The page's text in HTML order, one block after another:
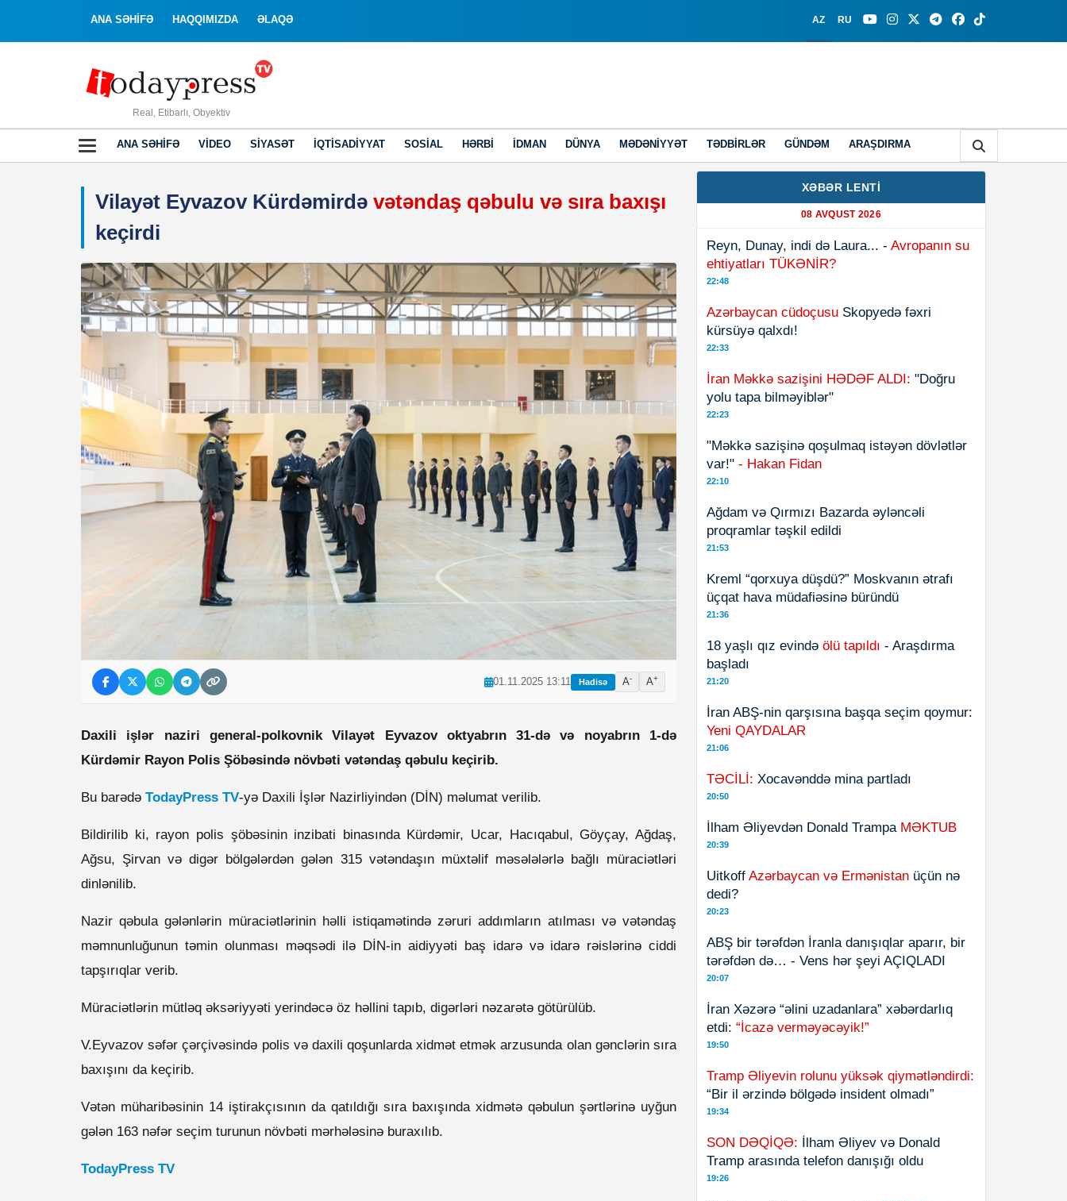
ANA SƏHİFƏ HAQQIMIZDA ƏLAQƏ AZ RU
Real, Etibarlı, Obyektiv
ANA SƏHIFƏ VIDEO SIYASƏT İQTISADIYYAT SOSIAL HƏRBI İDMAN DÜNYA MƏDƏNIYYƏT TƏDBIRLƏR GÜNDƏM ARAŞDIRMA
Vilayət Eyvazov Kürdəmirdə vətəndaş qəbulu və sıra baxışı
keçirdi
01.11.2025 13:11 Hadisə A- A+
Daxili işlər naziri general-polkovnik Vilayət Eyvazov oktyabrın 31-də və noyabrın 1-də
Kürdəmir Rayon Polis Şöbəsində növbəti vətəndaş qəbulu keçirib.
Bu barədə TodayPress TV-yə Daxili İşlər Nazirliyindən (DİN) məlumat verilib.
Bildirilib ki, rayon polis şöbəsinin inzibati binasında Kürdəmir, Ucar, Hacıqabul, Göyçay, Ağdaş,
Ağsu, Şirvan və digər bölgələrdən gələn 315 vətəndaşın müxtəlif məsələlərlə bağlı müraciətləri
dinlənilib.
Nazir qəbula gələnlərin müraciətlərinin həlli istiqamətində zəruri addımların atılması və vətəndaş
məmnunluğunun təmin olunması məqsədi ilə DİN-in aidiyyəti baş idarə və idarə rəislərinə ciddi
tapşırıqlar verib.
Müraciətlərin mütləq əksəriyyəti yerindəcə öz həllini tapıb, digərləri nəzarətə götürülüb.
V.Eyvazov səfər çərçivəsində polis və daxili qoşunlarda xidmət etmək arzusunda olan gənclərin sıra
baxışını da keçirib.
Vətən müharibəsinin 14 iştirakçısının da qatıldığı sıra baxışında xidmətə qəbulun şərtlərinə uyğun
gələn 163 nəfər seçim turunun növbəti mərhələsinə buraxılıb.
TodayPress TV
XƏBƏR LENTİ
08 AVQUST 2026
Reyn, Dunay, indi də Laura... - Avropanın su
ehtiyatları TÜKƏNİR?
22:48
Azərbaycan cüdoçusu Skopyedə fəxri
kürsüyə qalxdı!
22:33
İran Məkkə sazişini HƏDƏF ALDI: "Doğru
yolu tapa bilməyiblər"
22:23
"Məkkə sazişinə qoşulmaq istəyən dövlətlər
var!" - Hakan Fidan
22:10
Ağdam və Qırmızı Bazarda əyləncəli
proqramlar təşkil edildi
21:53
Kreml “qorxuya düşdü?” Moskvanın ətrafı
üçqat hava müdafiəsinə büründü
21:36
18 yaşlı qız evində ölü tapıldı - Araşdırma
başladı
21:20
İran ABŞ-nin qarşısına başqa seçim qoymur:
Yeni QAYDALAR
21:06
TƏCİLİ: Xocavənddə mina partladı
20:50
İlham Əliyevdən Donald Trampa MƏKTUB
20:39
Uitkoff Azərbaycan və Ermənistan üçün nə
dedi?
20:23
ABŞ bir tərəfdən İranla danışıqlar aparır, bir
tərəfdən də… - Vens hər şeyi AÇIQLADI
20:07
İran Xəzərə “əlini uzadanlara” xəbərdarlıq
etdi: “İcazə verməyəcəyik!”
19:50
Tramp Əliyevin rolunu yüksək qiymətləndirdi:
“Bir il ərzində bölgədə insident olmadı”
19:34
SON DƏQİQƏ: İlham Əliyev və Donald
Tramp arasında telefon danışığı oldu
19:26